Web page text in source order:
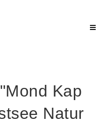
Kap
Natur